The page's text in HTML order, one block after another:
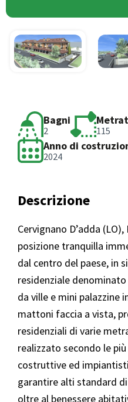
Bagni
2 115
Anno di
2024
Descrizione
Cervignano D’adda (LO),
posizione tranquilla
dal centro del paese, in
residenziale
da ville e mini palazzine
mattoni faccia a vista,
residenziali di varie
realizzato secondo le
costruttive ed
garantire alti standard
oltre al benessere